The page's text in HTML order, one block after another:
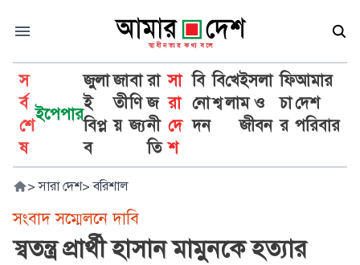
স
র্ব
শে
ষ
ইপেপার
জুলা
ই
বিপ্ল
ব
জা
তী
য়
বা
ণি
জ্য
রা
জ
নী
তি
সা
রা
দে
শ
বি
নো
দন
বি
শ্ব
খে
লা
ইসলা
ম ও
জীবন
ফি
চা
র
আমার
দেশ
পরিবার
> সারা দেশ> বরিশাল
সংবাদ সম্মেলনে দাবি
স্বতন্ত্র প্রার্থী হাসান মামুনকে হত্যার